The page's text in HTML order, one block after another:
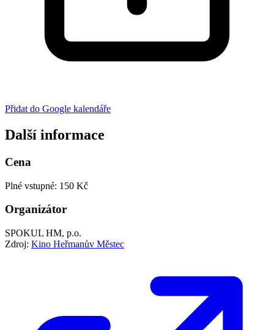
Přidat do Google kalendáře
Další informace
Cena
Plné vstupné: 150 Kč
Organizátor
SPOKUL HM, p.o.
Zdroj: Kino Heřmanův Městec